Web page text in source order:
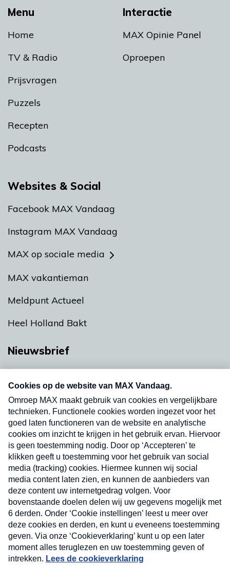
Menu
Home
TV & Radio
Prijsvragen
Puzzels
Recepten
Podcasts
Interactie
MAX Opinie Panel
Oproepen
Websites & Social
Facebook MAX Vandaag
Instagram MAX Vandaag
MAX op sociale media
MAX vakantieman
Meldpunt Actueel
Heel Holland Bakt
Nieuwsbrief
nieuwsbrief. Elke vrijdag- en dinsdagochtend in
uw mailbox.
Verzend
Nieuwsbrief
Neem hier een gratis abonnement op onze
nieuwsbrief. Elke vrijdag- en dinsdagochtend in uw